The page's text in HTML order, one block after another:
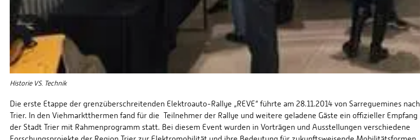
Historie VS. Technik
Die erste Etappe der grenzüberschreitenden Elektroauto-Rallye „REVE“ führte am 28.11.2014 von Sarreguemines nach
Trier. In den Viehmarktthermen fand für die Teilnehmer der Rallye und weitere geladene Gäste ein offizieller Empfang
der Stadt Trier mit Rahmenprogramm statt. Bei diesem Event wurden in Vorträgen und Ausstellungen verschiedene